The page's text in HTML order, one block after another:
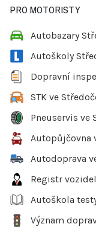
PRO MOTORISTY
Autobazary
Autoškoly
Dopravní
STK ve
Pneuservis ve
Autopůjčovna
Autodoprava
Registr
Autoškola
Význam